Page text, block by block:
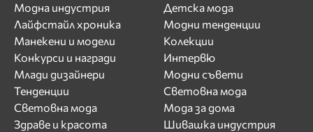
Модна индустрия
Лайфстайл хроника
Манекени и модели
Конкурси и награди
Млади дизайнери
Тенденции
Световна мода
Здраве и красота
Детска мода
Модни тенденции
Колекции
Интервю
Модни съвети
Световна мода
Мода за дома
Шивашка индустрия